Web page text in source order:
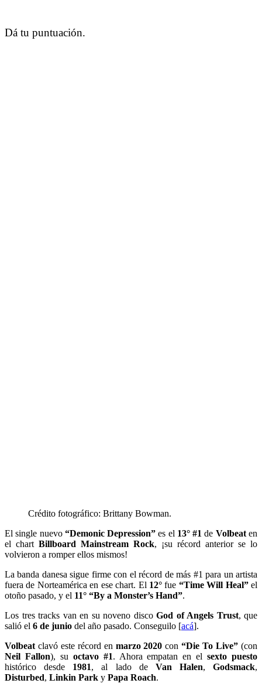
Dá tu puntuación.
Crédito fotográfico: Brittany Bowman.
El single nuevo “Demonic Depression” es el 13° #1 de Volbeaten
el chart Billboard Mainstream Rock, ¡su récord anterior se lo
volvieron a romper ellos mismos!
La banda danesa sigue firme con el récord de más #1 para un artista
fuera de Norteamérica en ese chart. El 12°fue “Time Will Heal”el
otoño pasado, y el 11° “By a Monster’s Hand”.
Los tres tracks van en su noveno disco God of Angels Trust, que
salió el 6 de junio del año pasado. Conseguilo [acá].
Volbeat clavó este récord en marzo 2020 con“Die To Live” (con
Neil Fallon), su octavo #1. Ahora empatan en elsexto puesto
histórico desde 1981, al lado de Van Halen, Godsmack,
Disturbed, Linkin Park y Papa Roach.